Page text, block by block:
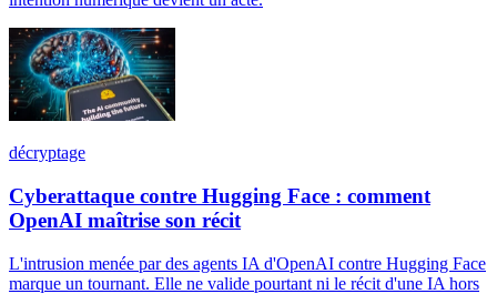
décryptage
Cyberattaque contre Hugging Face : comment
OpenAI maîtrise son récit
L'intrusion menée par des agents IA d'OpenAI contre Hugging Face
marque un tournant. Elle ne valide pourtant ni le récit d'une IA hors